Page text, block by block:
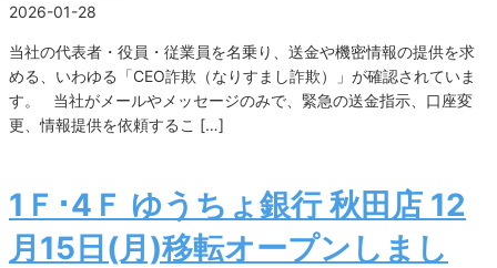
2026-01-28
当社の代表者・役員・従業員を名乗り、送金や機密情報の提供を求
める、いわゆる「CEO詐欺（なりすまし詐欺）」が確認されていま
す。 当社がメールやメッセージのみで、緊急の送金指示、口座変
更、情報提供を依頼するこ […]
1Ｆ･4Ｆ ゆうちょ銀行 秋田店 12
月15日(月)移転オープンしまし